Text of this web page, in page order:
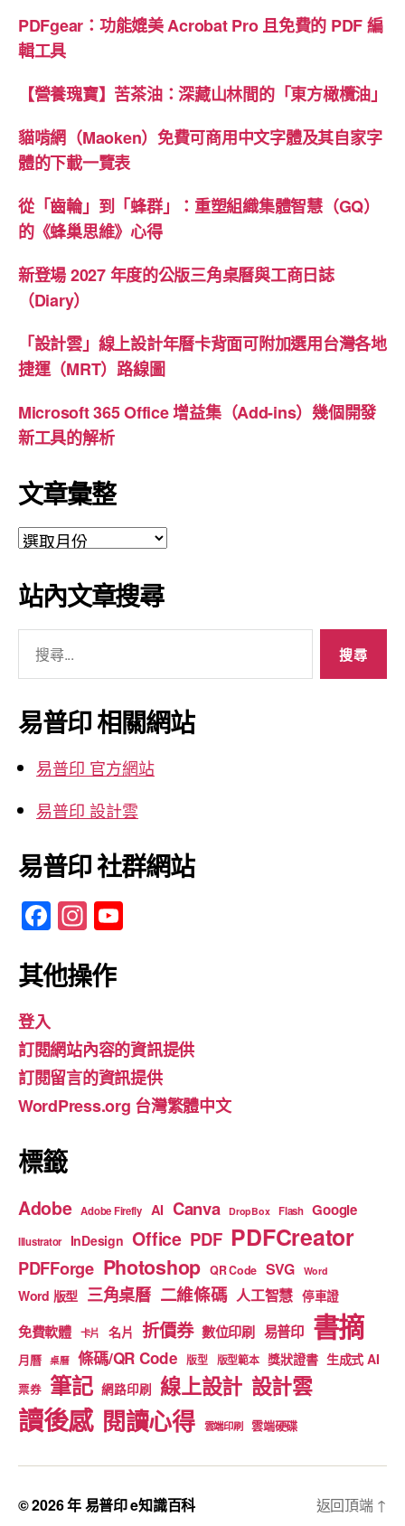
PDFgear：功能媲美 Acrobat Pro 且免費的 PDF 編
輯工具
【營養瑰寶】苦茶油：深藏山林間的「東方橄欖油」
貓啃網（Maoken）免費可商用中文字體及其自家字
體的下載一覽表
從「齒輪」到「蜂群」：重塑組織集體智慧（GQ）
的《蜂巢思維》心得
新登場 2027 年度的公版三角桌曆與工商日誌
（Diary）
「設計雲」線上設計年曆卡背面可附加選用台灣各地
捷運（MRT）路線圖
Microsoft 365 Office 增益集（Add-ins）幾個開發
新工具的解析
文章彙整
文
彙
整
站內文章搜尋
關
鍵
字:
易普印 相關網站
易普印 官方網站
易普印 設計雲
易普印 社群網站
F
c
b
o
o
k
In
a
a
m
u
b
e
其他操作
登入
訂閱網站內容的資訊提供
訂閱留言的資訊提供
WordPress.org 台灣繁體中文
標籤
Adobe Adobe Firefly AI Canva DropBox Flash Google
Illustrator InDesign Office PDF PDFCreator
PDFForge Photoshop QR Code SVG Word
Word 版型 三角桌曆 二維條碼 人工智慧 停車證
免費軟體 卡片 名片 折價券 數位印刷 易普印 書摘
月曆 桌曆 條碼/QR Code 版型 版型範本 獎狀證書 生成式 AI
票券 筆記 網路印刷 線上設計 設計雲
讀後感 閱讀心得 雲端印刷 雲端硬碟
© 2026 年易普印 e知識百科 返回頂端 ↑